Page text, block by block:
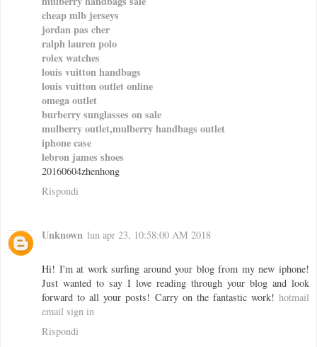
cheap mlb jerseys
jordan pas cher
ralph lauren polo
rolex watches
louis vuitton handbags
louis vuitton outlet online
omega outlet
burberry sunglasses on sale
mulberry outlet,mulberry handbags outlet
iphone case
lebron james shoes
20160604zhenhong
Rispondi
Unknown lun apr 23, 10:58:00 AM 2018
Hi! I'm at work surfing around your blog from my new iphone!
Just wanted to say I love reading through your blog and look
forward to all your posts! Carry on the fantastic work! hotmail
email sign in
Rispondi